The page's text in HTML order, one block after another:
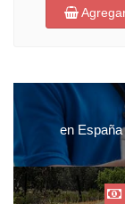
en